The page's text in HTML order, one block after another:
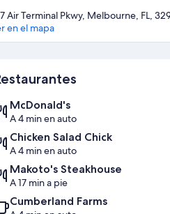
Air Terminal Pkwy, Melbourne, FL,
en el mapa
McDonald's
A 4 min en auto
Chicken Salad Chick
A 4 min en auto
Makoto's Steakhouse
A 17 min a pie
Cumberland Farms